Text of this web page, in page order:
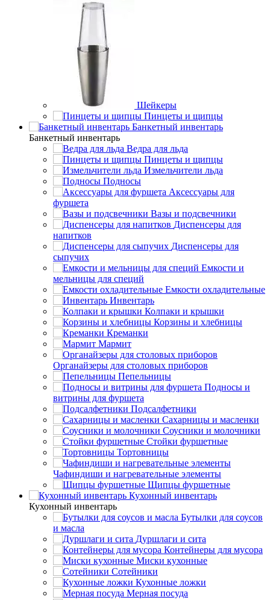
Шейкеры
Пинцеты и щипцы
Банкетный инвентарь
Банкетный инвентарь
Ведра для льда
Пинцеты и щипцы
Измельчители льда
Подносы
Аксессуары для
фуршета
Вазы и подсвечники
Диспенсеры для
напитков
Диспенсеры для
сыпучих
Емкости и
мельницы для специй
Емкости охладительные
Инвентарь
Колпаки и крышки
Корзины и хлебницы
Креманки
Мармит
Органайзеры для столовых приборов
Пепельницы
Подносы и
витрины для фуршета
Подсалфетники
Сахарницы и масленки
Соусники и молочники
Стойки фуршетные
Тортовницы
Чафиндиши и нагревательные элементы
Щипцы фуршетные
Кухонный инвентарь
Кухонный инвентарь
Бутылки для соусов
и масла
Дуршлаги и сита
Контейнеры для мусора
Миски кухонные
Сотейники
Кухонные ложки
Мерная посуда